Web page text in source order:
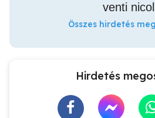
venti
Összes hirdetés
Hirdetés